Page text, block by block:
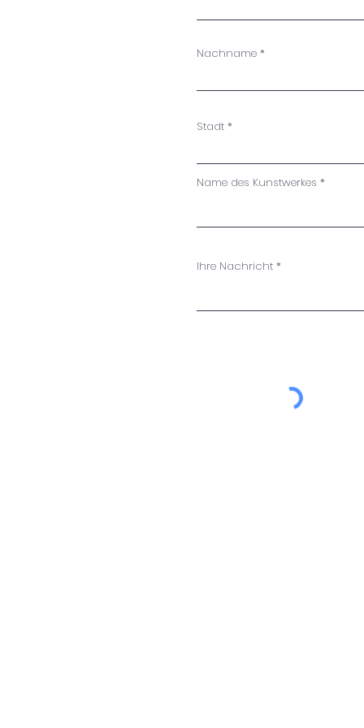
Nachname
Stadt
Name des Kunstwerkes
Ihre Nachricht